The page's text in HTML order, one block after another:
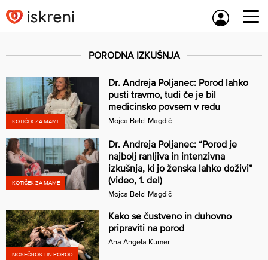
to
content
PORODNA IZKUŠNJA
KOTIČEK ZA MAME
Dr. Andreja Poljanec: Porod lahko
pusti travmo, tudi če je bil
medicinsko povsem v redu
Mojca Belcl Magdič
KOTIČEK ZA MAME
Dr. Andreja Poljanec: “Porod je
najbolj ranljiva in intenzivna
izkušnja, ki jo ženska lahko doživi”
(video, 1. del)
Mojca Belcl Magdič
NOSEČNOST IN POROD
Kako se čustveno in duhovno
pripraviti na porod
Ana Angela Kumer